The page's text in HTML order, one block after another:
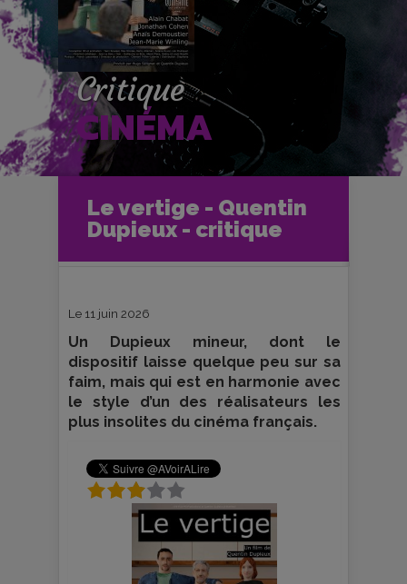
Critique
CINÉMA
Le vertige - Quentin
Dupieux - critique
Cinéma
Critiques et fiches films
Le vertige - Quentin Dupieux -
critique
Le 11 juin 2026
Un Dupieux mineur, dont le
dispositif laisse quelque peu sur sa
faim, mais qui est en harmonie avec
le style d’un des réalisateurs les
plus insolites du cinéma français.